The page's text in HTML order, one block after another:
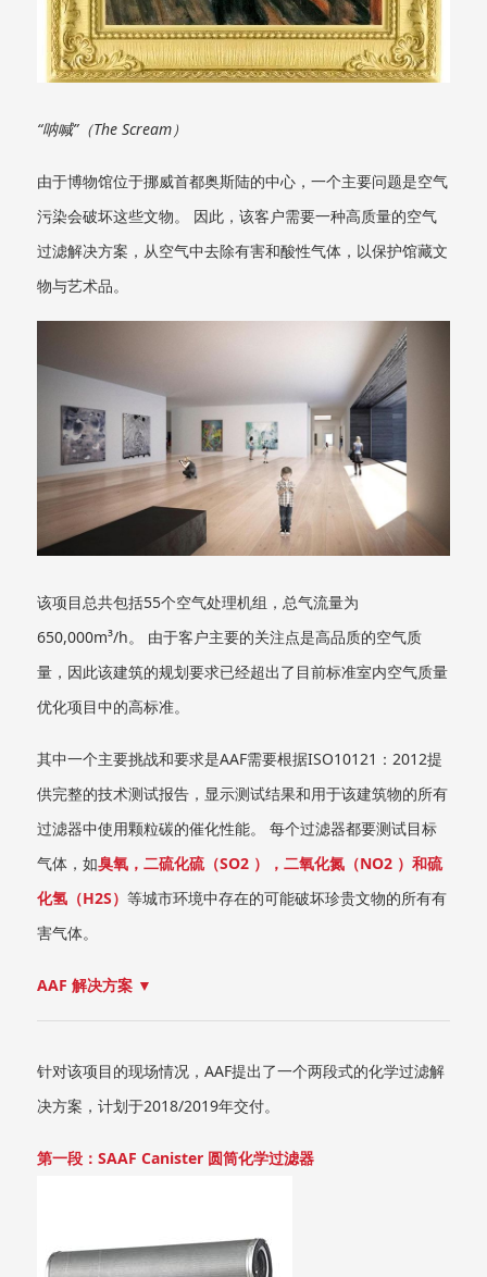
“呐喊”（The Scream）
由于博物馆位于挪威首都奥斯陆的中心，一个主要问题是空气
污染会破坏这些文物。 因此，该客户需要一种高质量的空气
过滤解决方案，从空气中去除有害和酸性气体，以保护馆藏文
物与艺术品。
该项目总共包括55个空气处理机组，总气流量为
650,000m³/h。 由于客户主要的关注点是高品质的空气质
量，因此该建筑的规划要求已经超出了目前标准室内空气质量
优化项目中的高标准。
其中一个主要挑战和要求是AAF需要根据ISO10121：2012提
供完整的技术测试报告，显示测试结果和用于该建筑物的所有
过滤器中使用颗粒碳的催化性能。 每个过滤器都要测试目标
气体，如臭氧，二硫化硫（SO2 ），二氧化氮（NO2 ）和硫
化氢（H2S） 等城市环境中存在的可能破坏珍贵文物的所有有
害气体。
AAF 解决方案 ▼
针对该项目的现场情况，AAF提出了一个两段式的化学过滤解
决方案，计划于2018/2019年交付。
第一段：SAAF Canister 圆筒化学过滤器